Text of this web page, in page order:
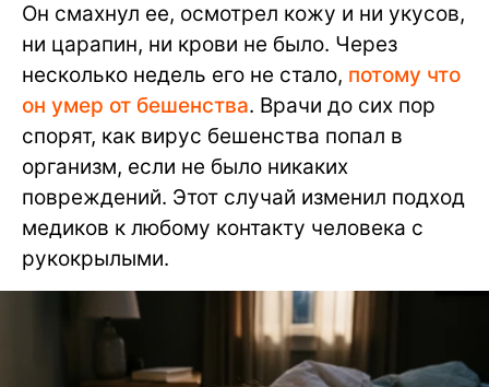
Он смахнул ее, осмотрел кожу и ни укусов,
ни царапин, ни крови не было. Через
несколько недель его не стало, потому что
он умер от бешенства. Врачи до сих пор
спорят, как вирус бешенства попал в
организм, если не было никаких
повреждений. Этот случай изменил подход
медиков к любому контакту человека с
рукокрылыми.